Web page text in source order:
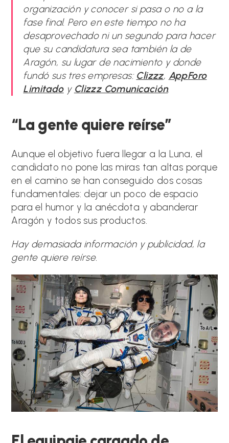
organización y conocer si pasa o no a la
fase final. Pero en este tiempo no ha
desaprovechado ni un segundo para hacer
que su candidatura sea también la de
Aragón, su lugar de nacimiento y donde
fundó sus tres empresas: Clizzz, AppForo
Limitadoy Clizzz Comunicación.
“La gente quiere reírse”
Aunque el objetivo fuera llegar a la Luna, el
candidato no pone las miras tan altas porque
en el camino se han conseguido dos cosas
fundamentales: dejar un poco de espacio
para el humor y la anécdota y abanderar
Aragón y todos sus productos.
Hay demasiada información y publicidad, la
gente quiere reírse.